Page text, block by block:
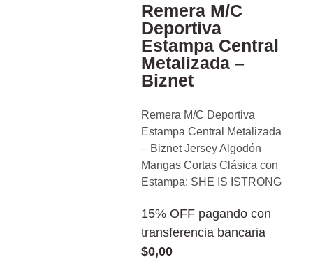
Remera M/C
Deportiva
Estampa Central
Metalizada –
Biznet
Remera M/C Deportiva
Estampa Central Metalizada
– Biznet Jersey Algodón
Mangas Cortas Clásica con
Estampa: SHE IS ISTRONG
15% OFF pagando con
transferencia bancaria
$0,00